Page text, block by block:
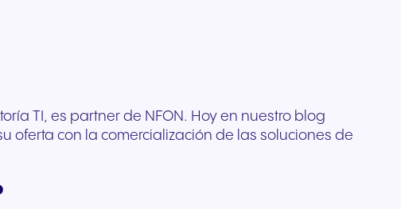
TI, es partner de NFON. Hoy en nuestro blog
oferta con la comercialización de las soluciones de